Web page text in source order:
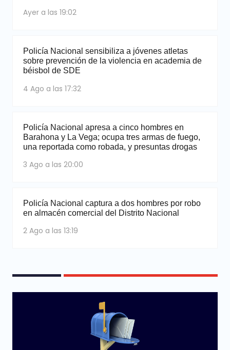
Ayer a las 19:02
Policía Nacional sensibiliza a jóvenes atletas
sobre prevención de la violencia en academia de
béisbol de SDE
4 Ago a las 17:32
Policía Nacional apresa a cinco hombres en
Barahona y La Vega; ocupa tres armas de fuego,
una reportada como robada, y presuntas drogas
3 Ago a las 20:00
Policía Nacional captura a dos hombres por robo
en almacén comercial del Distrito Nacional
2 Ago a las 13:19